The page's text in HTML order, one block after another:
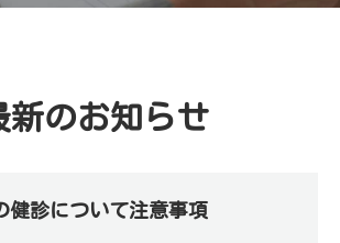
新のお知らせ
健診について注意事項